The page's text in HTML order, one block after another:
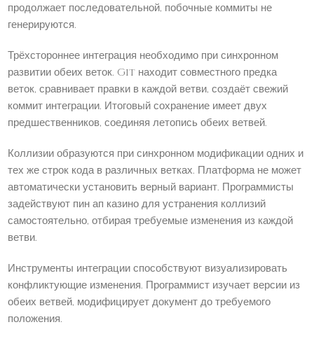
продолжает последовательной, побочные коммиты не
генерируются.
Трёхстороннее интеграция необходимо при синхронном
развитии обеих веток. Git находит совместного предка
веток, сравнивает правки в каждой ветви, создаёт свежий
коммит интеграции. Итоговый сохранение имеет двух
предшественников, соединяя летопись обеих ветвей.
Коллизии образуются при синхронном модификации одних и
тех же строк кода в различных ветках. Платформа не может
автоматически установить верный вариант. Программисты
задействуют пин ап казино для устранения коллизий
самостоятельно, отбирая требуемые изменения из каждой
ветви.
Инструменты интеграции способствуют визуализировать
конфликтующие изменения. Программист изучает версии из
обеих ветвей, модифицирует документ до требуемого
положения.